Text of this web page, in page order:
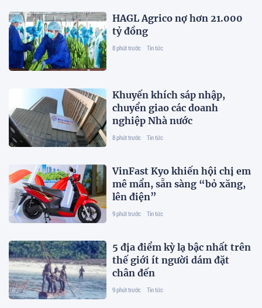
HAGL Agrico nợ hơn 21.000
tỷ đồng
8 phút trước Tin tức
Khuyến khích sáp nhập,
chuyển giao các doanh
nghiệp Nhà nước
8 phút trước Tin tức
VinFast Kyo khiến hội chị em
mê mẩn, sẵn sàng “bỏ xăng,
lên điện”
9 phút trước Tin tức
5 địa điểm kỳ lạ bậc nhất trên
thế giới ít người dám đặt
chân đến
9 phút trước Tin tức